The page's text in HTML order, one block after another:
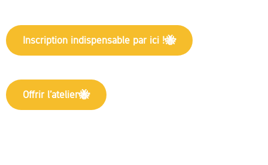
Inscription indispensable par ici !
Offrir l’atelier